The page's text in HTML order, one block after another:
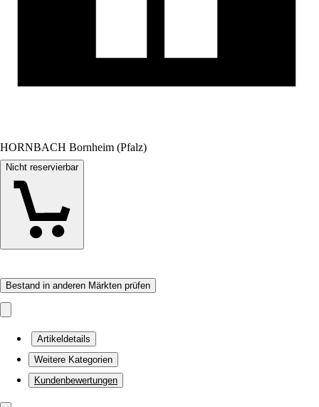
HORNBACH Bornheim (Pfalz)
Nicht reservierbar
Bestand in anderen Märkten prüfen
Artikeldetails
Weitere Kategorien
Kundenbewertungen